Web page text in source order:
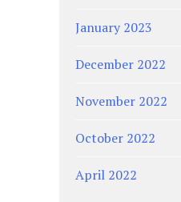
January 2023
December 2022
November 2022
October 2022
April 2022